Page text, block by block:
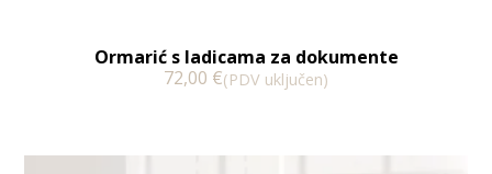
Ormarić s ladicama za dokumente
72,00 €(PDV uključen)